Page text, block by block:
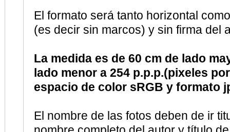
La medida es de 60 cm de lado
lado menor a 254 p.p.p.(pixeles
espacio de color sRGB y formato
El nombre de las fotos deben de ir
nombre completo del autor y título
Por ejemplo.